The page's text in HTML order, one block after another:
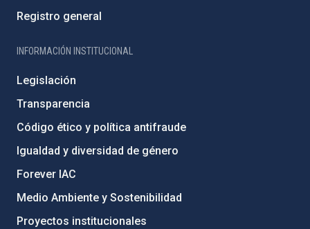
Registro general
INFORMACIÓN INSTITUCIONAL
Legislación
Transparencia
Código ético y política antifraude
Igualdad y diversidad de género
Forever IAC
Medio Ambiente y Sostenibilidad
Proyectos institucionales